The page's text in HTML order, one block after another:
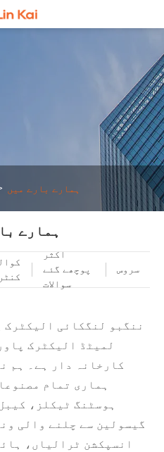
ہمارے بارے میں
ہمارے
اکثر
پوچھے گئے
سوالات
سروس
ننگبو لنگکائی
لمیٹڈ الیکٹرک
کارخانہ دار ہے۔ ہم
ہماری تمام
ہوسٹنگ ٹیکلز،
گیسولین سے چلنے والی
انسپکشن ٹرالیاں،